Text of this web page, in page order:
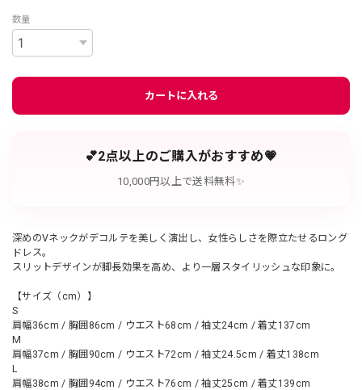
数量
カートに入れる
💕2点以上のご購入がおすすめ💗
10,000円以上で送料無料✨
深めのVネックがデコルテを美しく演出し、女性らしさを際立たせるロング
ドレス。
スリットデザインが脚長効果を高め、より一層スタイリッシュな印象に。
【サイズ（cm）】
S
肩幅36cm / 胸囲86cm / ウエスト68cm / 袖丈24cm / 着丈137cm
M
肩幅37cm / 胸囲90cm / ウエスト72cm / 袖丈24.5cm / 着丈138cm
L
肩幅38cm / 胸囲94cm / ウエスト76cm / 袖丈25cm / 着丈139cm